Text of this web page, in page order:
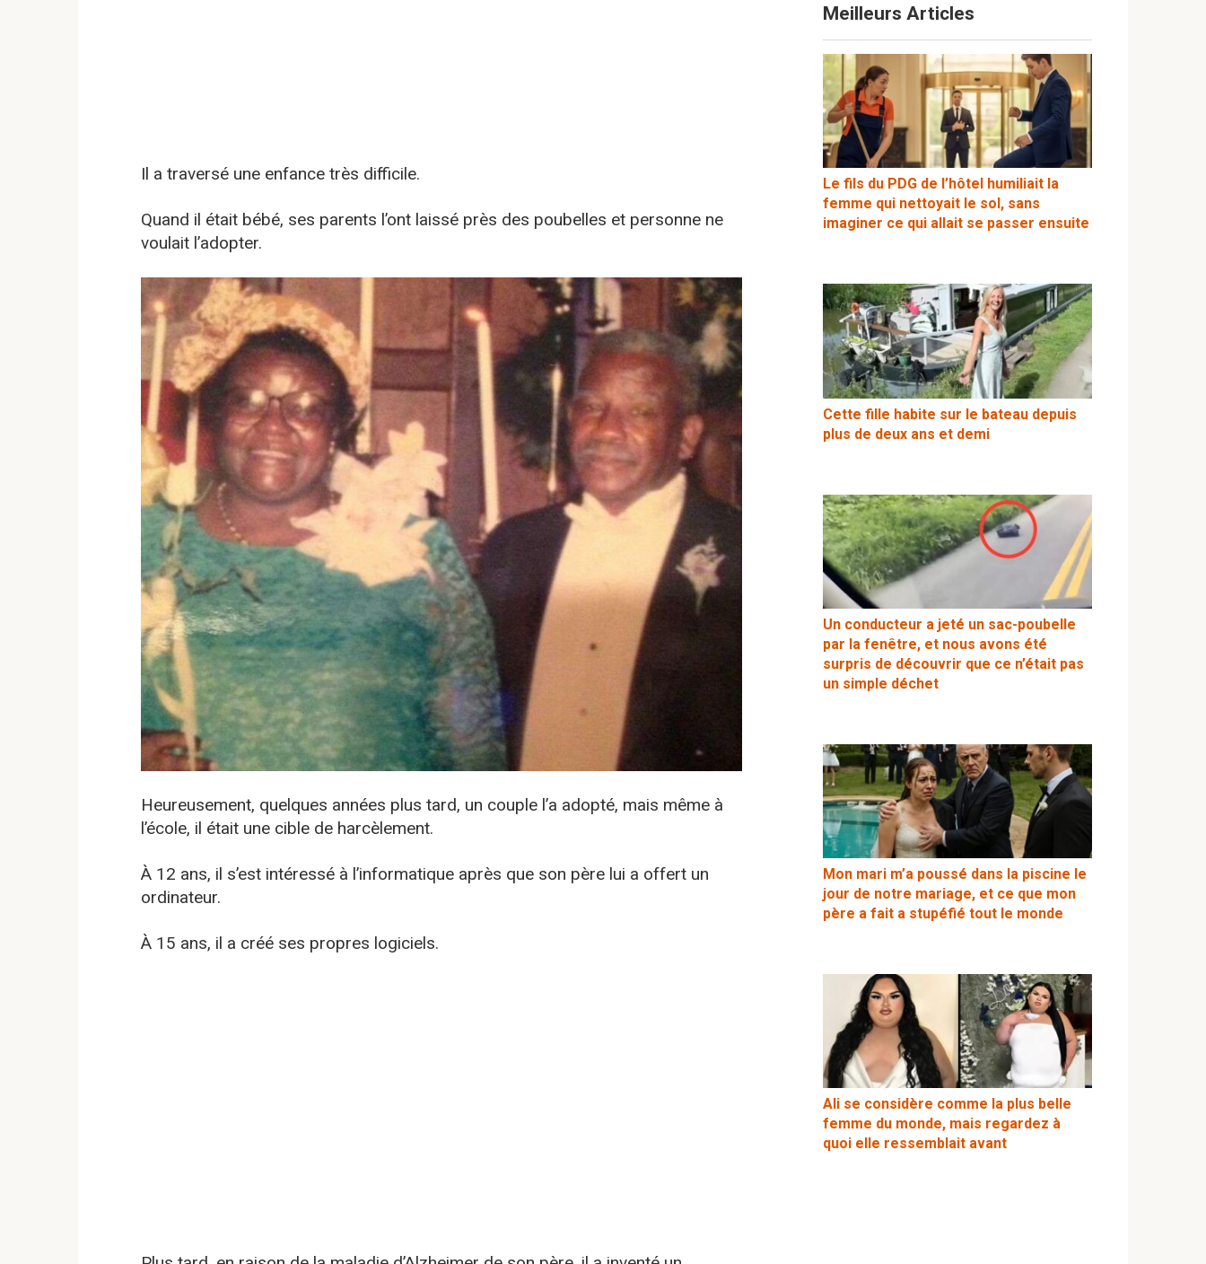
Il a traversé une enfance très difficile.
Quand il était bébé, ses parents l’ont laissé près des poubelles et personne ne
voulait l’adopter.
Heureusement, quelques années plus tard, un couple l’a adopté, mais même à
l’école, il était une cible de harcèlement.
À 12 ans, il s’est intéressé à l’informatique après que son père lui a offert un
ordinateur.
À 15 ans, il a créé ses propres logiciels.
Meilleurs Articles
Le fils du PDG de l’hôtel humiliait la
femme qui nettoyait le sol, sans
imaginer ce qui allait se passer ensuite
Cette fille habite sur le bateau depuis
plus de deux ans et demi
Un conducteur a jeté un sac-poubelle
par la fenêtre, et nous avons été
surpris de découvrir que ce n’était pas
un simple déchet
Mon mari m’a poussé dans la piscine le
jour de notre mariage, et ce que mon
père a fait a stupéfié tout le monde
Ali se considère comme la plus belle
femme du monde, mais regardez à
quoi elle ressemblait avant